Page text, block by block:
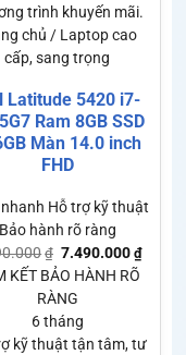
trình khuyến mãi.
chủ / Laptop cao
cấp, sang trọng
Latitude 5420 i7-
Ram 8GB SSD
Màn 14.0 inch
FHD
Hỗ trợ kỹ thuật
Bảo hành rõ ràng
₫ 7.490.000 ₫
KẾT BẢO HÀNH RÕ
RÀNG
6 tháng
kỹ thuật tận tâm, tư